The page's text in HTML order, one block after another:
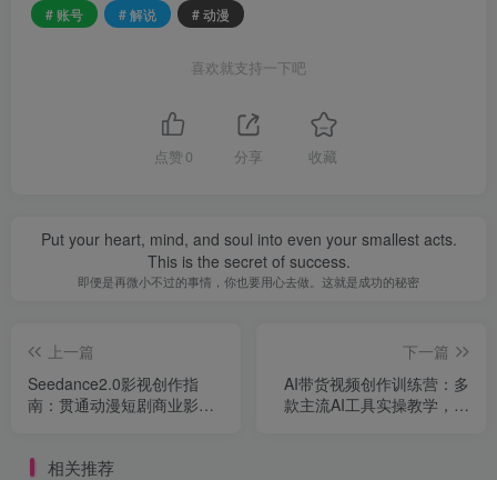
# 账号
# 解说 # 动漫
喜欢就支持一下吧
点赞 0 分享 收藏
Put your heart, mind, and soul into even your smallest acts.
This is the secret of success.
即便是再微小不过的事情，你也要用心去做。这就是成功的秘密
上一篇
Seedance2.0影视创作指
南：贯通动漫短剧商业影片
下一篇
AI带货视频创作训练营：多
款主流AI工具实操教学，打
相关推荐